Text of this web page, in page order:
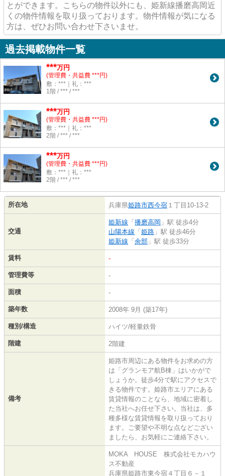
とができます。こちらの物件以外にも、姫新線播磨高岡近
くの物件情報を取り扱っております。物件情報が気になる
方は、ぜひお問い合わせ下さいませ。
過去掲載物件一覧
***万円
(管理費・共益費 ***円)
敷：***｜礼：***
1階 / *** / ***
***万円
(管理費・共益費 ***円)
敷：***｜礼：***
2階 / *** / ***
***万円
(管理費・共益費 ***円)
敷：***｜礼：***
2階 / *** / ***
所在地 兵庫県姫路市西今宿 １丁目10-13-2
交通
姫新線 「 播磨高岡 」駅 徒歩4分
山陽本線 「 姫路 」駅 徒歩46分
姫新線 「 余部 」駅 徒歩33分
賃料 -
管理費等 -
面積 -
築年数 2008年 9月 (築17年)
種別/構造 ハイツ/軽量鉄骨
階建 2階建
備考
姫路市周辺にある物件をお求めの方
は「グランモア航B棟」はいかがで
しょうか。徒歩4分で駅にアクセスで
きる物件です。姫路市エリアにある
賃貸情報のことなら、地域に密着し
た当社へお任せ下さい。当社は、多
種多様な賃貸情報を取り扱っており
ます。ご要望や不明な点などござい
ましたら、お気軽にご連絡下さい。
MOKA HOUSE 株式会社モカハウ
ス不動産
兵庫県姫路市東今宿４丁目６－１